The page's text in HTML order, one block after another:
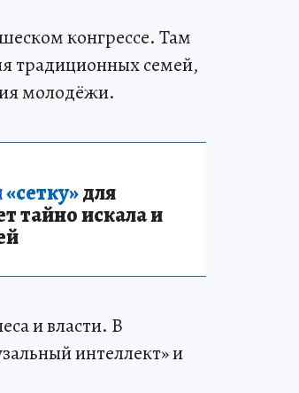
конгрессе. Там
традиционных семей,
молодёжи.
для
тайно искала и
и власти. В
интеллект» и